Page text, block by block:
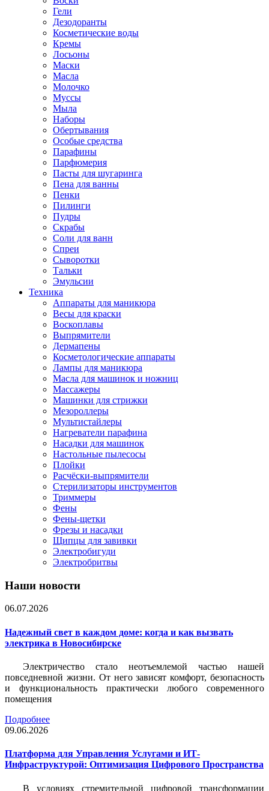
Гели
Дезодоранты
Косметические воды
Кремы
Лосьоны
Маски
Масла
Молочко
Муссы
Мыла
Наборы
Обертывания
Особые средства
Парафины
Парфюмерия
Пасты для шугаринга
Пена для ванны
Пенки
Пилинги
Пудры
Скрабы
Соли для ванн
Спреи
Сыворотки
Тальки
Эмульсии
Техника
Аппараты для маникюра
Весы для краски
Воскоплавы
Выпрямители
Дермапены
Косметологические аппараты
Лампы для маникюра
Масла для машинок и ножниц
Массажеры
Машинки для стрижки
Мезороллеры
Мультистайлеры
Нагреватели парафина
Насадки для машинок
Настольные пылесосы
Плойки
Расчёски-выпрямители
Стерилизаторы инструментов
Триммеры
Фены
Фены-щетки
Фрезы и насадки
Щипцы для завивки
Электробигуди
Электробритвы
Наши новости
06.07.2026
Надежный свет в каждом доме: когда и как вызвать
электрика в Новосибирске
Электричество стало неотъемлемой частью нашей
повседневной жизни. От него зависят комфорт, безопасность
и функциональность практически любого современного
помещения
Подробнее
09.06.2026
Платформа для Управления Услугами и ИТ-
Инфраструктурой: Оптимизация Цифрового Пространства
В условиях стремительной цифровой трансформации